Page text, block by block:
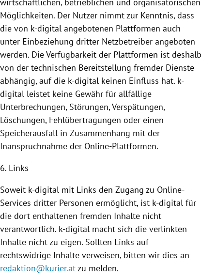
Möglichkeiten. Der Nutzer nimmt zur Kenntnis, dass
die von k-digital angebotenen Plattformen auch
unter Einbeziehung dritter Netzbetreiber angeboten
werden. Die Verfügbarkeit der Plattformen ist deshalb
von der technischen Bereitstellung fremder Dienste
abhängig, auf die k-digital keinen Einfluss hat. k-
digital leistet keine Gewähr für allfällige
Unterbrechungen, Störungen, Verspätungen,
Löschungen, Fehlübertragungen oder einen
Speicherausfall in Zusammenhang mit der
Inanspruchnahme der Online-Plattformen.
6. Links
Soweit k-digital mit Links den Zugang zu Online-
Services dritter Personen ermöglicht, ist k-digital für
die dort enthaltenen fremden Inhalte nicht
verantwortlich. k-digital macht sich die verlinkten
Inhalte nicht zu eigen. Sollten Links auf
rechtswidrige Inhalte verweisen, bitten wir dies an
redaktion@kurier.atzu melden.